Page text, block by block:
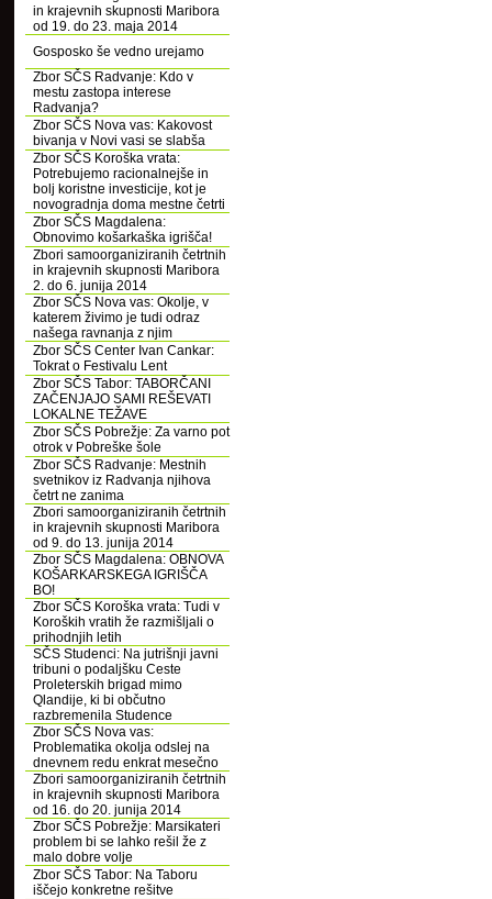
in krajevnih skupnosti Maribora
od 19. do 23. maja 2014
Gosposko še vedno urejamo
Zbor SČS Radvanje: Kdo v
mestu zastopa interese
Radvanja?
Zbor SČS Nova vas: Kakovost
bivanja v Novi vasi se slabša
Zbor SČS Koroška vrata:
Potrebujemo racionalnejše in
bolj koristne investicije, kot je
novogradnja doma mestne četrti
Zbor SČS Magdalena:
Obnovimo košarkaška igrišča!
Zbori samoorganiziranih četrtnih
in krajevnih skupnosti Maribora
2. do 6. junija 2014
Zbor SČS Nova vas: Okolje, v
katerem živimo je tudi odraz
našega ravnanja z njim
Zbor SČS Center Ivan Cankar:
Tokrat o Festivalu Lent
Zbor SČS Tabor: TABORČANI
ZAČENJAJO SAMI REŠEVATI
LOKALNE TEŽAVE
Zbor SČS Pobrežje: Za varno pot
otrok v Pobreške šole
Zbor SČS Radvanje: Mestnih
svetnikov iz Radvanja njihova
četrt ne zanima
Zbori samoorganiziranih četrtnih
in krajevnih skupnosti Maribora
od 9. do 13. junija 2014
Zbor SČS Magdalena: OBNOVA
KOŠARKARSKEGA IGRIŠČA
BO!
Zbor SČS Koroška vrata: Tudi v
Koroških vratih že razmišljali o
prihodnjih letih
SČS Studenci: Na jutrišnji javni
tribuni o podaljšku Ceste
Proleterskih brigad mimo
Qlandije, ki bi občutno
razbremenila Studence
Zbor SČS Nova vas:
Problematika okolja odslej na
dnevnem redu enkrat mesečno
Zbori samoorganiziranih četrtnih
in krajevnih skupnosti Maribora
od 16. do 20. junija 2014
Zbor SČS Pobrežje: Marsikateri
problem bi se lahko rešil že z
malo dobre volje
Zbor SČS Tabor: Na Taboru
iščejo konkretne rešitve